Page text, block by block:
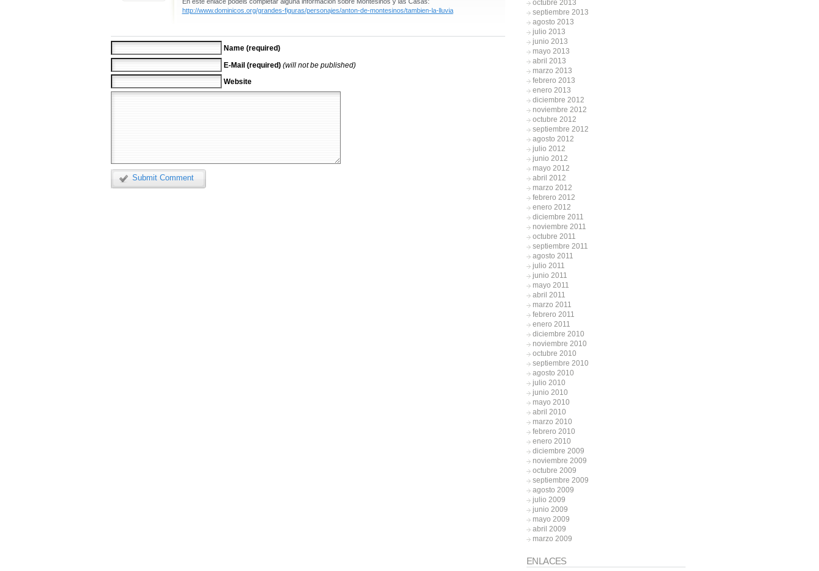
http://www.dominicos.org/grandes-figuras/personajes/anton-de-montesinos/tambien-la-lluvia
Name (required)
E-Mail (required) (will not be published)
Website
Submit Comment
octubre 2013
septiembre 2013
agosto 2013
julio 2013
junio 2013
mayo 2013
abril 2013
marzo 2013
febrero 2013
enero 2013
diciembre 2012
noviembre 2012
octubre 2012
septiembre 2012
agosto 2012
julio 2012
junio 2012
mayo 2012
abril 2012
marzo 2012
febrero 2012
enero 2012
diciembre 2011
noviembre 2011
octubre 2011
septiembre 2011
agosto 2011
julio 2011
junio 2011
mayo 2011
abril 2011
marzo 2011
febrero 2011
enero 2011
diciembre 2010
noviembre 2010
octubre 2010
septiembre 2010
agosto 2010
julio 2010
junio 2010
mayo 2010
abril 2010
marzo 2010
febrero 2010
enero 2010
diciembre 2009
noviembre 2009
octubre 2009
septiembre 2009
agosto 2009
julio 2009
junio 2009
mayo 2009
abril 2009
marzo 2009
ENLACES